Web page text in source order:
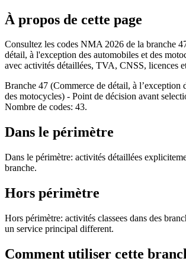
À propos de cette page
Consultez les codes NMA 2026 de la branche
détail, à l'exception des automobiles et des
avec activités détaillées, TVA, CNSS, licences
Branche 47 (Commerce de détail, à l’exception
des motocycles) - Point de décision avant
Nombre de codes: 43.
Dans le périmètre
Dans le périmètre: activités détaillées
branche.
Hors périmètre
Hors périmètre: activités classees dans des
un service principal different.
Comment utiliser cette